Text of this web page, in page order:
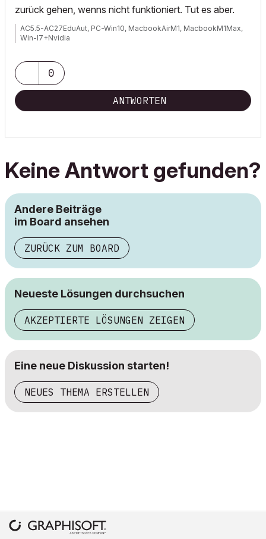
zurück gehen, wenns nicht funktioniert. Tut es aber.
AC5.5-AC27EduAut, PC-Win10, MacbookAirM1, MacbookM1Max,
Win-I7+Nvidia
0
ANTWORTEN
Keine Antwort gefunden?
Andere Beiträge
im Board ansehen
ZURÜCK ZUM BOARD
Neueste Lösungen durchsuchen
AKZEPTIERTE LÖSUNGEN ZEIGEN
Eine neue Diskussion starten!
NEUES THEMA ERSTELLEN